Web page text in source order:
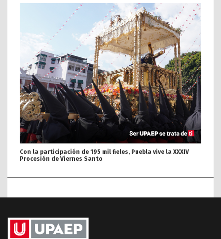
Con la participación de 195 mil fieles, Puebla vive la XXXIV
Procesión de Viernes Santo